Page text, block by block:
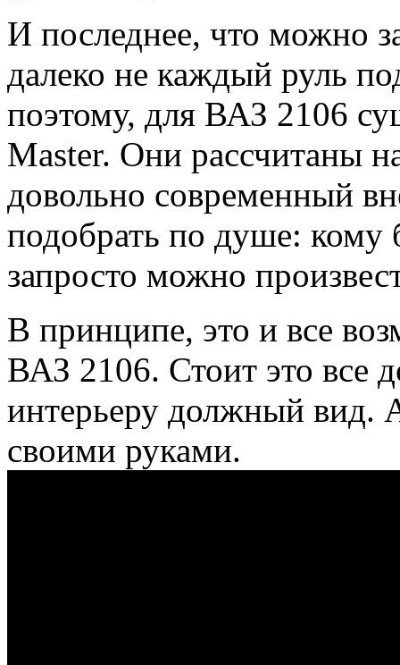
И последнее, что можно
далеко не каждый руль
поэтому, для ВАЗ 2106
Master. Они рассчитаны
довольно современный
подобрать по душе:
запросто можно
В принципе, это и все
ВАЗ 2106. Стоит это все
интерьеру должный вид.
своими руками.